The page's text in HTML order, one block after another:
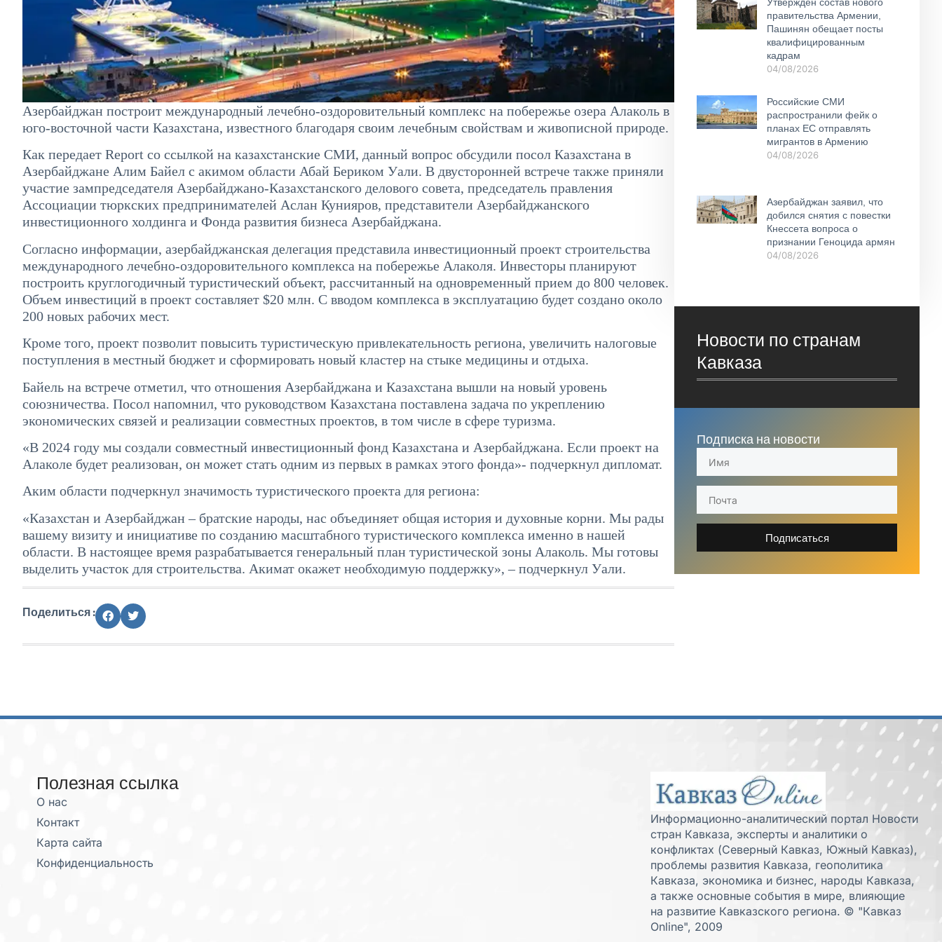
Азербайджан построит международный лечебно-оздоровительный комплекс на побережье озера Алаколь в
юго-восточной части Казахстана, известного благодаря своим лечебным свойствам и живописной природе.
Как передает Report со ссылкой на казахстанские СМИ, данный вопрос обсудили посол Казахстана в
Азербайджане Алим Байел с акимом области Абай Бериком Уали. В двусторонней встрече также приняли
участие зампредседателя Азербайджано-Казахстанского делового совета, председатель правления
Ассоциации тюркских предпринимателей Аслан Кунияров, представители Азербайджанского
инвестиционного холдинга и Фонда развития бизнеса Азербайджана.
Согласно информации, азербайджанская делегация представила инвестиционный проект строительства
международного лечебно-оздоровительного комплекса на побережье Алаколя. Инвесторы планируют
построить круглогодичный туристический объект, рассчитанный на одновременный прием до 800 человек.
Объем инвестиций в проект составляет $20 млн. С вводом комплекса в эксплуатацию будет создано около
200 новых рабочих мест.
Кроме того, проект позволит повысить туристическую привлекательность региона, увеличить налоговые
поступления в местный бюджет и сформировать новый кластер на стыке медицины и отдыха.
Байель на встрече отметил, что отношения Азербайджана и Казахстана вышли на новый уровень
союзничества. Посол напомнил, что руководством Казахстана поставлена задача по укреплению
экономических связей и реализации совместных проектов, в том числе в сфере туризма.
«В 2024 году мы создали совместный инвестиционный фонд Казахстана и Азербайджана. Если проект на
Алаколе будет реализован, он может стать одним из первых в рамках этого фонда»- подчеркнул дипломат.
Аким области подчеркнул значимость туристического проекта для региона:
«Казахстан и Азербайджан – братские народы, нас объединяет общая история и духовные корни. Мы рады
вашему визиту и инициативе по созданию масштабного туристического комплекса именно в нашей
области. В настоящее время разрабатывается генеральный план туристической зоны Алаколь. Мы готовы
выделить участок для строительства. Акимат окажет необходимую поддержку», – подчеркнул Уали.
Поделиться :
правительства Армении,
Пашинян обещает посты
квалифицированным
кадрам
04/08/2026
Российские СМИ
распространили фейк о
планах ЕС отправлять
мигрантов в Армению
04/08/2026
Азербайджан заявил, что
добился снятия с повестки
Кнессета вопроса о
признании Геноцида армян
04/08/2026
Новости по странам
Кавказа
Подписка на новости
Подписаться
Полезная ссылка
О нас
Контакт
Карта сайта
Конфиденциальность
Информационно-аналитический портал Новости
стран Кавказа, эксперты и аналитики о
конфликтах (Северный Кавказ, Южный Кавказ),
проблемы развития Кавказа, геополитика
Кавказа, экономика и бизнес, народы Кавказа,
а также основные события в мире, влияющие
на развитие Кавказского региона. © "Кавказ
Online", 2009